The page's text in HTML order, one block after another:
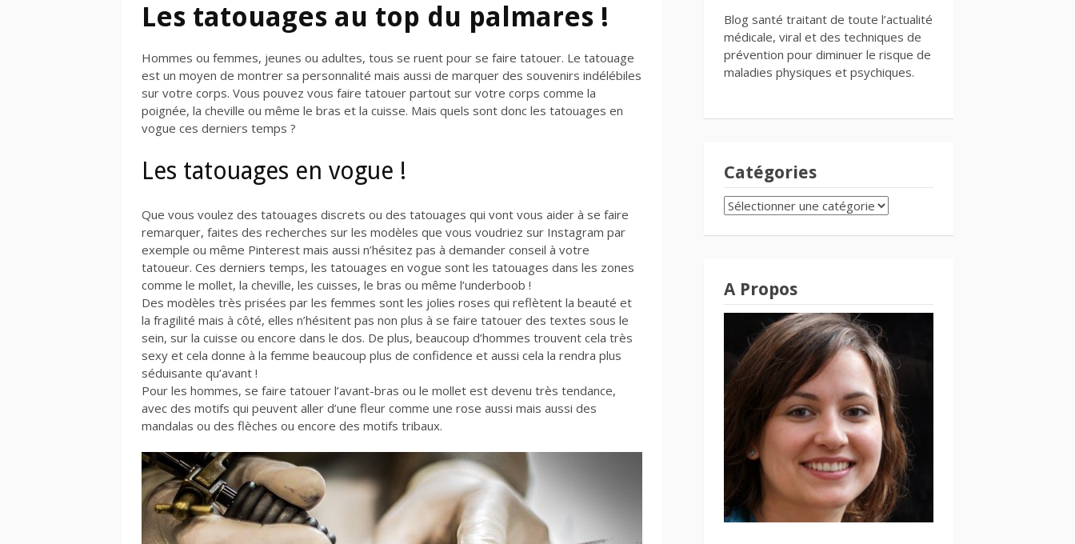
Les tatouages au top du palmares !
Hommes ou femmes, jeunes ou adultes, tous se ruent pour se faire tatouer. Le tatouage
est un moyen de montrer sa personnalité mais aussi de marquer des souvenirs indélébiles
sur votre corps. Vous pouvez vous faire tatouer partout sur votre corps comme la
poignée, la cheville ou même le bras et la cuisse. Mais quels sont donc les tatouages en
vogue ces derniers temps ?
Les tatouages en vogue !
Que vous voulez des tatouages discrets ou des tatouages qui vont vous aider à se faire
remarquer, faites des recherches sur les modèles que vous voudriez sur Instagram par
exemple ou même Pinterest mais aussi n’hésitez pas à demander conseil à votre
tatoueur. Ces derniers temps, les tatouages en vogue sont les tatouages dans les zones
comme le mollet, la cheville, les cuisses, le bras ou même l’underboob !
Des modèles très prisées par les femmes sont les jolies roses qui reflètent la beauté et
la fragilité mais à côté, elles n’hésitent pas non plus à se faire tatouer des textes sous le
sein, sur la cuisse ou encore dans le dos. De plus, beaucoup d’hommes trouvent cela très
sexy et cela donne à la femme beaucoup plus de confidence et aussi cela la rendra plus
séduisante qu’avant !
Pour les hommes, se faire tatouer l’avant-bras ou le mollet est devenu très tendance,
avec des motifs qui peuvent aller d’une fleur comme une rose aussi mais aussi des
mandalas ou des flèches ou encore des motifs tribaux.
Blog santé traitant de toute l’actualité
médicale, viral et des techniques de
prévention pour diminuer le risque de
maladies physiques et psychiques.
Catégories
CATÉGORIES
A Propos